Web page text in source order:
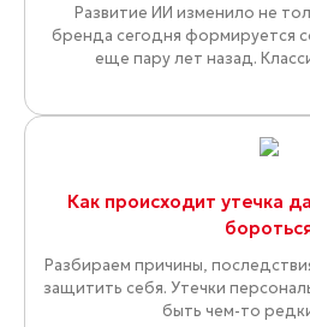
Развитие ИИ изменило не
бренда сегодня формируется
еще пару лет назад.
Как происходит утечка
Разбираем причины,
защитить себя. Утечки
быть чем-то